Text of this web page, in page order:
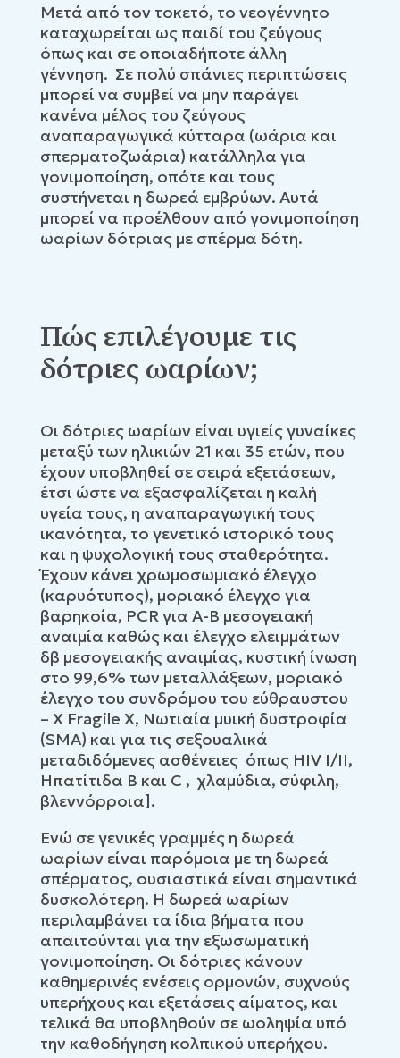
Μετά από τον τοκετό, το νεογέννητο
καταχωρείται ως παιδί του ζεύγους
όπως και σε οποιαδήποτε άλλη
γέννηση. Σε πολύ σπάνιες περιπτώσεις
μπορεί να συμβεί να μην παράγει
κανένα μέλος του ζεύγους
αναπαραγωγικά κύτταρα (ωάρια και
σπερματοζωάρια) κατάλληλα για
γονιμοποίηση, οπότε και τους
συστήνεται η δωρεά εμβρύων. Αυτά
μπορεί να προέλθουν από γονιμοποίηση
ωαρίων δότριας με σπέρμα δότη.
Πώς επιλέγουμε τις
δότριες ωαρίων;
Οι δότριες ωαρίων είναι υγιείς γυναίκες
μεταξύ των ηλικιών 21 και 35 ετών, που
έχουν υποβληθεί σε σειρά εξετάσεων,
έτσι ώστε να εξασφαλίζεται η καλή
υγεία τους, η αναπαραγωγική τους
ικανότητα, το γενετικό ιστορικό τους
και η ψυχολογική τους σταθερότητα.
Έχουν κάνει χρωμοσωμιακό έλεγχο
(καρυότυπος), μοριακό έλεγχο για
βαρηκοία, PCR για Α-Β μεσογειακή
αναιμία καθώς και έλεγχο ελειμμάτων
δβ μεσογειακής αναιμίας, κυστική ίνωση
στο 99,6% των μεταλλάξεων, μοριακό
έλεγχο του συνδρόμου του εύθραυστου
– Χ Fragile X, Νωτιαία μυική δυστροφία
(SMA) και για τις σεξουαλικά
μεταδιδόμενες ασθένειες όπως HIV Ι/ΙΙ,
Ηπατίτιδα Β και C , χλαμύδια, σύφιλη,
βλεννόρροια].
Ενώ σε γενικές γραμμές η δωρεά
ωαρίων είναι παρόμοια με τη δωρεά
σπέρματος, ουσιαστικά είναι σημαντικά
δυσκολότερη. Η δωρεά ωαρίων
περιλαμβάνει τα ίδια βήματα που
απαιτούνται για την εξωσωματική
γονιμοποίηση. Οι δότριες κάνουν
καθημερινές ενέσεις ορμονών, συχνούς
υπερήχους και εξετάσεις αίματος, και
τελικά θα υποβληθούν σε ωοληψία υπό
την καθοδήγηση κολπικού υπερήχου.